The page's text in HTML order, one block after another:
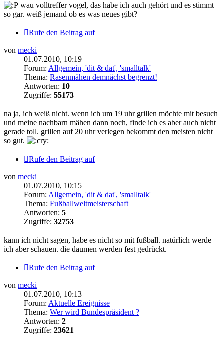
wau volltreffer vogel, das habe ich auch gehört und es stimmt
so gar. weiß jemand ob es was neues gibt?
Rufe den Beitrag auf
von mecki
01.07.2010, 10:19
Forum: Allgemein, 'dit & dat', 'smalltalk'
Thema: Rasenmähen demnächst begrenzt!
Antworten: 10
Zugriffe: 55173
na ja, ich weiß nicht. wenn ich um 19 uhr grillen möchte mit besuch
und meine nachbarn mähen dann noch, finde ich es aber auch nicht
gerade toll. grillen auf 20 uhr verlegen bekommt den meisten nicht
so gut.
Rufe den Beitrag auf
von mecki
01.07.2010, 10:15
Forum: Allgemein, 'dit & dat', 'smalltalk'
Thema: Fußballweltmeisterschaft
Antworten: 5
Zugriffe: 32753
kann ich nicht sagen, habe es nicht so mit fußball. natürlich werde
ich aber schauen. die daumen werden fest gedrückt.
Rufe den Beitrag auf
von mecki
01.07.2010, 10:13
Forum: Aktuelle Ereignisse
Thema: Wer wird Bundespräsident ?
Antworten: 2
Zugriffe: 23621